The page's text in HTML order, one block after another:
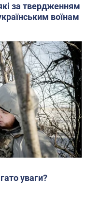
за твердженням
воїнам
уваги?